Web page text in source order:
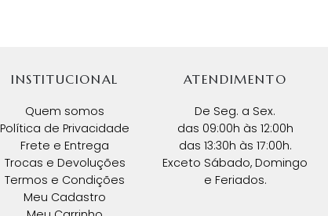
INSTITUCIONAL
Quem somos
Política de Privacidade
Frete e Entrega
Trocas e Devoluções
Termos e Condições
Meu Cadastro
ATENDIMENTO
De Seg. a Sex.
das 09:00h às 12:00h
das 13:30h às 17:00h.
Exceto Sábado, Domingo
e Feriados.